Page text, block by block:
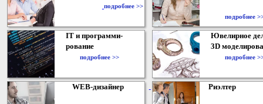
подробнее >>
подробнее
IT и программи-
рование
подробнее >>
Ювелирное
3D
подробнее
WEB-дизайнер Риэлтер